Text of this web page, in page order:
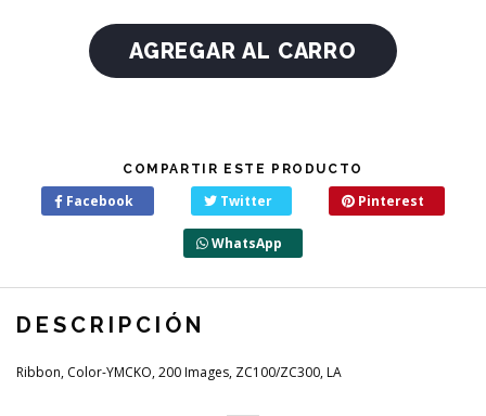
COMPARTIR ESTE PRODUCTO
Facebook Twitter Pinterest
WhatsApp
DESCRIPCIÓN
Ribbon, Color-YMCKO, 200 Images, ZC100/ZC300, LA